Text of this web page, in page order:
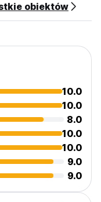
obiektów
10.0
10.0
8.0
10.0
10.0
9.0
9.0